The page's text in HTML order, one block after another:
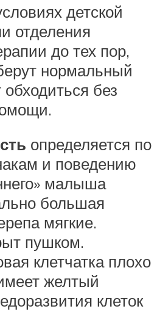
детской
отделения
до тех пор,
нормальный
без
определяется по
и поведению
малыша
большая
мягкие.
пушком.
клетчатка плохо
желтый
клеток